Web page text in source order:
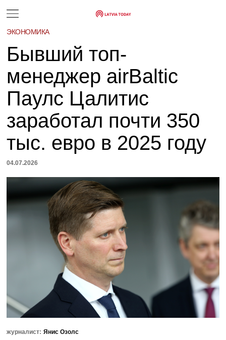
ЭКОНОМИКА
Бывший топ-
менеджер airBaltic
Паулс Цалитис
заработал почти 350
тыс. евро в 2025 году
04.07.2026
журналист: Янис Озолс